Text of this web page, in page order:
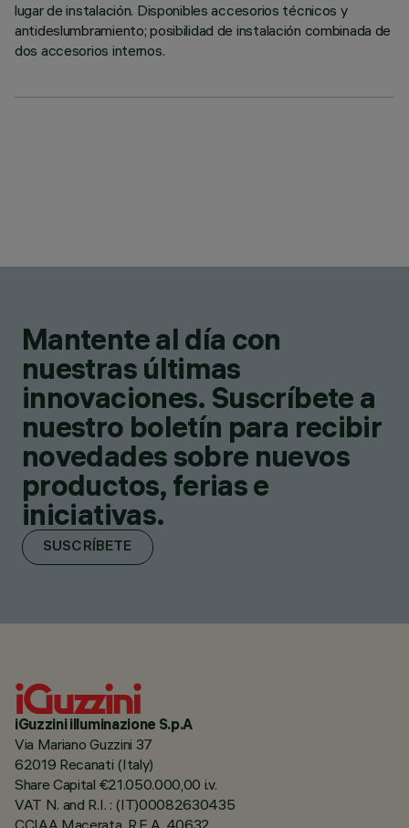
lugar de instalación. Disponibles accesorios técnicos y
antideslumbramiento; posibilidad de instalación combinada de
dos accesorios internos.
Mantente al día con
nuestras últimas
innovaciones. Suscríbete a
nuestro boletín para recibir
novedades sobre nuevos
productos, ferias e
iniciativas.
SUSCRÍBETE
iGuzzini illuminazione S.p.A
Via Mariano Guzzini 37
62019 Recanati (Italy)
Share Capital €21.050.000,00 i.v.
VAT N. and R.I. : (IT)00082630435
CCIAA Macerata, R.E.A. 40632